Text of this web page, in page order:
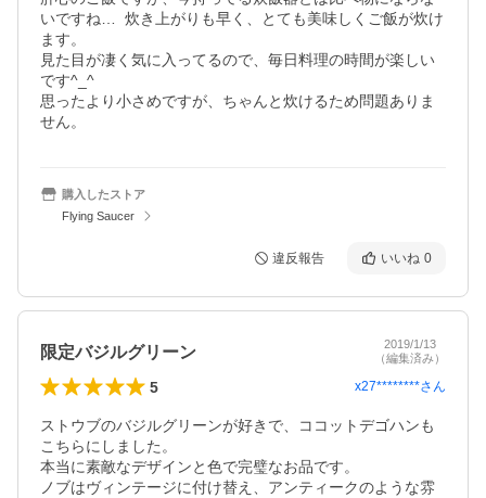
いですね…  炊き上がりも早く、とても美味しくご飯が炊け
ます。
見た目が凄く気に入ってるので、毎日料理の時間が楽しい
です^_^
思ったより小さめですが、ちゃんと炊けるため問題ありま
せん。
購入したストア
Flying Saucer
違反報告 いいね 0
限定バジルグリーン
2019/1/13
（編集済み）
5 x27********さん
ストウブのバジルグリーンが好きで、ココットデゴハンも
こちらにしました。
本当に素敵なデザインと色で完璧なお品です。
ノブはヴィンテージに付け替え、アンティークのような雰